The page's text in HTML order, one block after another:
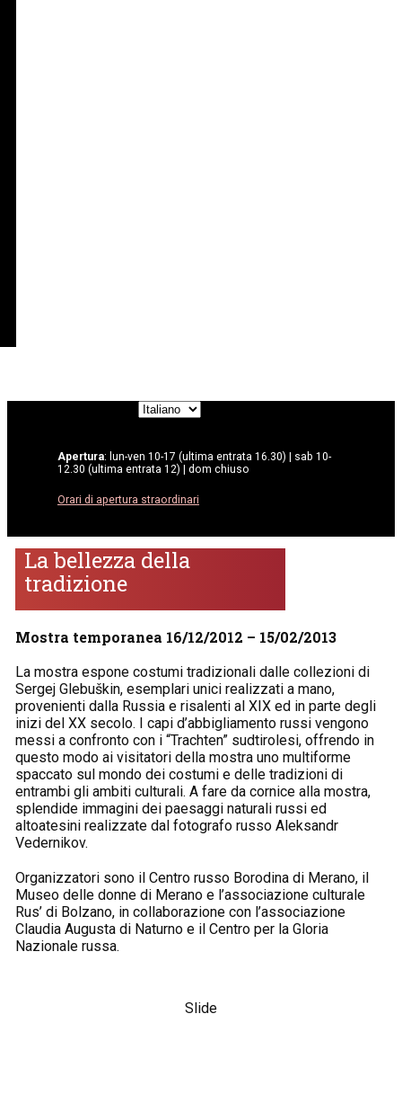
Scegli
una
Apertura: lun-ven 10-17 (ultima entrata 16.30) | sab 10-
12.30 (ultima entrata 12) | dom chiuso
Orari di apertura straordinari
La bellezza della
tradizione
Mostra temporanea 16/12/2012 – 15/02/2013
La mostra espone costumi tradizionali dalle collezioni di
Sergej Glebuškin, esemplari unici realizzati a mano,
provenienti dalla Russia e risalenti al XIX ed in parte degli
inizi del XX secolo. I capi d’abbigliamento russi vengono
messi a confronto con i “Trachten” sudtirolesi, offrendo in
questo modo ai visitatori della mostra uno multiforme
spaccato sul mondo dei costumi e delle tradizioni di
entrambi gli ambiti culturali. A fare da cornice alla mostra,
splendide immagini dei paesaggi naturali russi ed
altoatesini realizzate dal fotografo russo Aleksandr
Vedernikov.
Organizzatori sono il Centro russo Borodina di Merano, il
Museo delle donne di Merano e l’associazione culturale
Rus’ di Bolzano, in collaborazione con l’associazione
Claudia Augusta di Naturno e il Centro per la Gloria
Nazionale russa.
Slide